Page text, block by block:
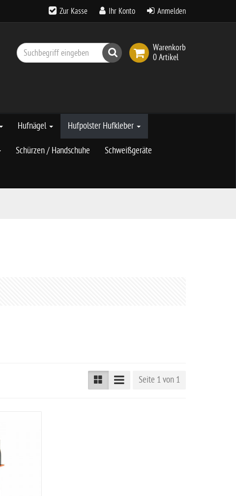
Zur Kasse Ihr Konto Anmelden
Warenkorb
0 Artikel
Suchen
Hufnägel Hufpolster Hufkleber
Schürzen / Handschuhe Schweißgeräte
Seite 1 von 1